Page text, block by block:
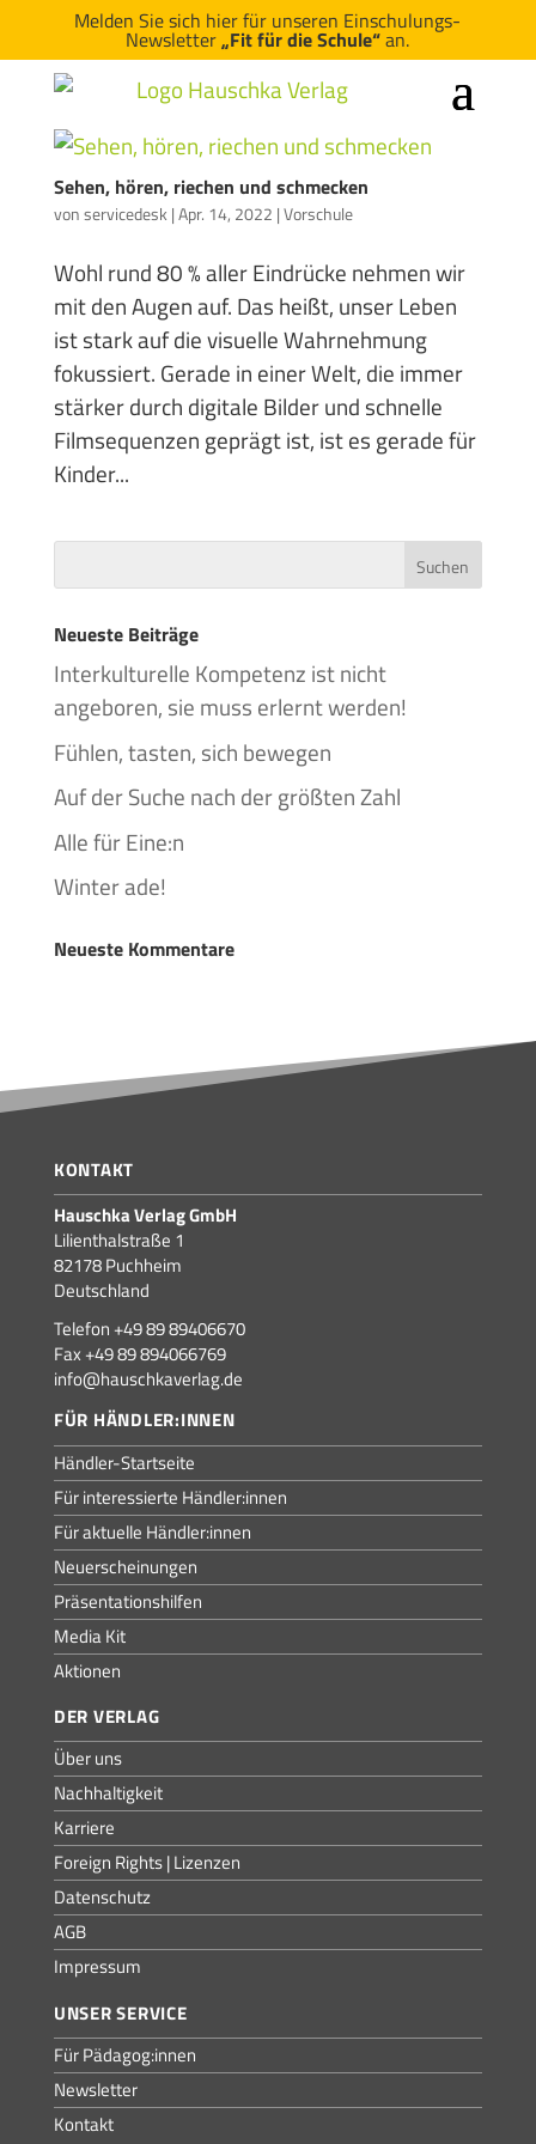
Melden Sie sich hier für unseren Einschulungs-
Newsletter„Fit für die Schule“an.
Sehen, hören, riechen und schmecken
vonservicedesk |Apr. 14, 2022 |Vorschule
Wohl rund 80 % aller Eindrücke nehmen wir
mit den Augen auf. Das heißt, unser Leben
ist stark auf die visuelle Wahrnehmung
fokussiert. Gerade in einer Welt, die immer
stärker durch digitale Bilder und schnelle
Filmsequenzen geprägt ist, ist es gerade für
Kinder...
Neueste Beiträge
Interkulturelle Kompetenz ist nicht
angeboren, sie muss erlernt werden!
Fühlen, tasten, sich bewegen
Auf der Suche nach der größten Zahl
Alle für Eine:n
Winter ade!
Neueste Kommentare
KONTAKT
Hauschka Verlag GmbH
Lilienthalstraße 1
82178 Puchheim
Deutschland
Telefon +49 89 89406670
Fax +49 89 894066769
info@hauschkaverlag.de
FÜR HÄNDLER:INNEN
Händler-Startseite
Für interessierte Händler:innen
Für aktuelle Händler:innen
Neuerscheinungen
Präsentationshilfen
Media Kit
Aktionen
DER VERLAG
Über uns
Nachhaltigkeit
Karriere
Foreign Rights | Lizenzen
Datenschutz
AGB
Impressum
UNSER SERVICE
Für Pädagog:innen
Newsletter
Kontakt